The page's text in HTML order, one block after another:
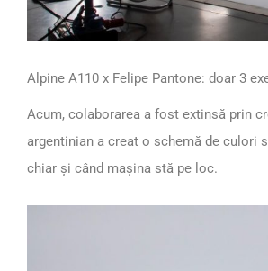
Alpine A110 x Felipe Pantone: doar 3
Acum, colaborarea a fost extinsă prin
argentinian a creat o schemă de culori
chiar și când mașina stă pe loc.